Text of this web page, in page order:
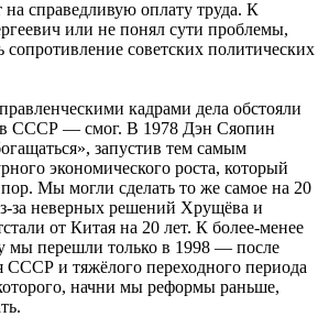
на справедливую оплату труда. К
или не понял сути проблемы,
сопротивление советских политических
кадрами дела обстояли
в СССР — смог. В 1978 Дэн Сяопин
запустив тем самым
экономического роста, который
Мы могли сделать то же самое на 20
за неверных решений Хрущёва и
от Китая на 20 лет. К более-менее
мы перешли только в 1998 — после
СССР и тяжёлого переходного периода
начни мы реформы раньше,